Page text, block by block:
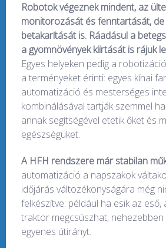
Robotok végeznek mindent, az
monitorozását és fenntartását, de
betakarítását is. Ráadásul a
a gyomnövények kiirtását is rájuk
Egyes helyeken pedig a
a terményeket érinti: egyes kínai
automatizáció és mesterséges
kombinálásával tartják szemmel
annak segítségével etetik őket és
egészségüket.
A HFH rendszere már stabilan
automatizáció a napszakok
időjárás változékonyságára még
felkészítve: például ha esik az
traktor megcsúszhat,
egyenes útirányt.